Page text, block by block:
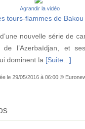
Agrandir la vidéo
tours-flammes de Bakou
nouvelle série de
de l’Azerbaïdjan, et
dominent la [Suite...]
le 29/05/2016 à 06:00 ©